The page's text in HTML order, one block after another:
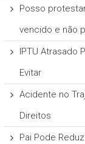
Posso
vencido e não
IPTU Atrasado
Evitar
Acidente no
Direitos
Pai Pode